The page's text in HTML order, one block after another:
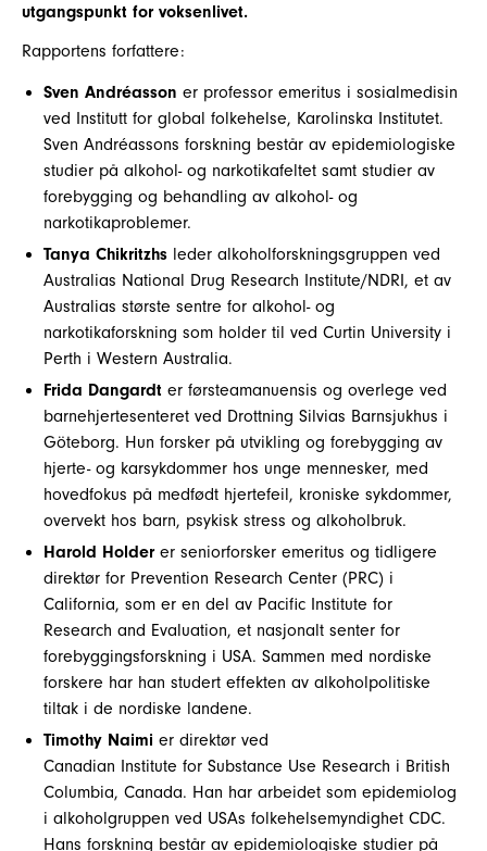
utgangspunkt for voksenlivet.
Rapportens forfattere:
Sven Andréasson er professor emeritus i sosialmedisin
ved Institutt for global folkehelse, Karolinska Institutet.
Sven Andréassons forskning består av epidemiologiske
studier på alkohol- og narkotikafeltet samt studier av
forebygging og behandling av alkohol- og
narkotikaproblemer.
Tanya Chikritzhs leder alkoholforskningsgruppen ved
Australias National Drug Research Institute/NDRI, et av
Australias største sentre for alkohol- og
narkotikaforskning som holder til ved Curtin University i
Perth i Western Australia.
Frida Dangardt er førsteamanuensis og overlege ved
barnehjertesenteret ved Drottning Silvias Barnsjukhus i
Göteborg. Hun forsker på utvikling og forebygging av
hjerte- og karsykdommer hos unge mennesker, med
hovedfokus på medfødt hjertefeil, kroniske sykdommer,
overvekt hos barn, psykisk stress og alkoholbruk.
Harold Holderer seniorforsker emeritus og tidligere
direktør for Prevention Research Center (PRC) i
California, som er en del av Pacific Institute for
Research and Evaluation, et nasjonalt senter for
forebyggingsforskning i USA. Sammen med nordiske
forskere har han studert effekten av alkoholpolitiske
tiltak i de nordiske landene.
Timothy Naimi er direktør ved
Canadian Institute for Substance Use Research i British
Columbia, Canada. Han har arbeidet som epidemiolog
i alkoholgruppen ved USAs folkehelsemyndighet CDC.
Hans forskning består av epidemiologiske studier på